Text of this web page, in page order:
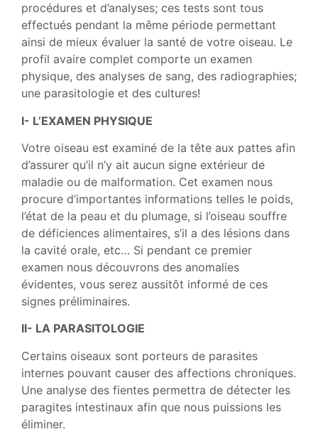
procédures et d’analyses; ces tests sont tous
effectués pendant la même période permettant
ainsi de mieux évaluer la santé de votre oiseau. Le
profil avaire complet comporte un examen
physique, des analyses de sang, des radiographies;
une parasitologie et des cultures!
I- L’EXAMEN PHYSIQUE
Votre oiseau est examiné de la tête aux pattes afin
d’assurer qu’il n’y ait aucun signe extérieur de
maladie ou de malformation. Cet examen nous
procure d’importantes informations telles le poids,
l’état de la peau et du plumage, si l’oiseau souffre
de déficiences alimentaires, s’il a des lésions dans
la cavité orale, etc… Si pendant ce premier
examen nous découvrons des anomalies
évidentes, vous serez aussitôt informé de ces
signes préliminaires.
II- LA PARASlTOLOGIE
Certains oiseaux sont porteurs de parasites
internes pouvant causer des affections chroniques.
Une analyse des fientes permettra de détecter les
paragites intestinaux afin que nous puissions les
éliminer.